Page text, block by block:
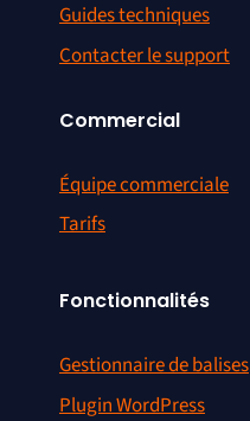
Guides techniques
Contacter le support
Commercial
Équipe commerciale
Tarifs
Fonctionnalités
Gestionnaire de balises
Plugin WordPress